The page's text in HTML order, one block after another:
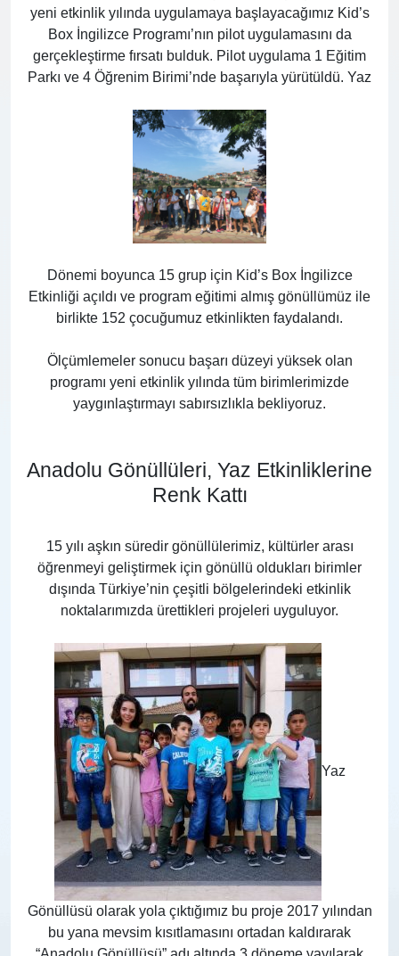
yeni etkinlik yılında uygulamaya başlayacağımız Kid’s
Box İngilizce Programı’nın pilot uygulamasını da
gerçekleştirme fırsatı bulduk. Pilot uygulama 1 Eğitim
Parkı ve 4 Öğrenim Birimi’nde başarıyla yürütüldü. Yaz
Dönemi boyunca 15 grup için Kid’s Box İngilizce
Etkinliği açıldı ve program eğitimi almış gönüllümüz ile
birlikte 152 çocuğumuz etkinlikten faydalandı.
Ölçümlemeler sonucu başarı düzeyi yüksek olan
programı yeni etkinlik yılında tüm birimlerimizde
yaygınlaştırmayı sabırsızlıkla bekliyoruz.
Anadolu Gönüllüleri, Yaz Etkinliklerine
Renk Kattı
15 yılı aşkın süredir gönüllülerimiz, kültürler arası
öğrenmeyi geliştirmek için gönüllü oldukları birimler
dışında Türkiye’nin çeşitli bölgelerindeki etkinlik
noktalarımızda ürettikleri projeleri uyguluyor.
Yaz
Gönüllüsü olarak yola çıktığımız bu proje 2017 yılından
bu yana mevsim kısıtlamasını ortadan kaldırarak